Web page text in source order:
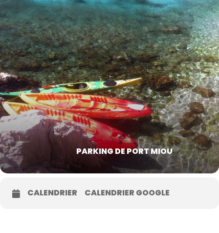
PARKING DE PORT MIOU
CALENDRIER CALENDRIER GOOGLE